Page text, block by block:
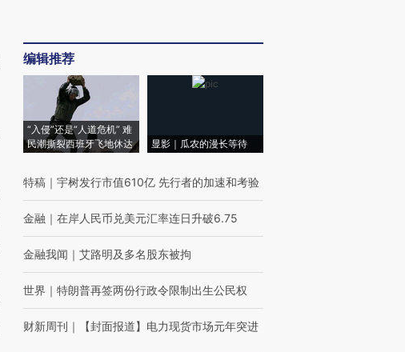
编辑推荐
“入侵”还是“人道危机” 难
民潮撕裂西班牙飞地休达
显影｜瓜农的漫长等待
特稿 ｜ 宇树发行市值610亿 先行者的加速和考验
金融 ｜ 在岸人民币兑美元汇率连日升破6.75
金融我闻 ｜ 艾路明及多名股东被拘
世界 ｜ 特朗普再签两份行政令限制出生公民权
财新周刊 ｜ 【封面报道】电力现货市场元年突进